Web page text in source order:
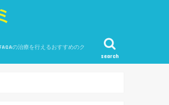
search
の治療を行えるおすすめのク